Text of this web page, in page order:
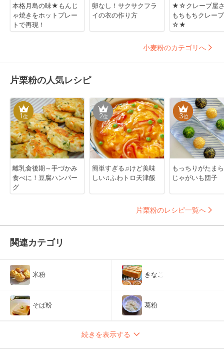
本格月島の味★もんじ
ゃ焼きをホットプレー
トで再現！
卵なし！サクサクフラ
イの衣の作り方
★☆クレープ屋
もちもちクレー
☆★
小麦粉のカテゴリへ
片栗粉の人気レシピ
1位
離乳食後期～手づかみ
食べに！豆腐ハンバー
グ
2位
簡単すぎる♫けど美味
しい♫ふわトロ天津飯
3位
もっちりがたま
じゃがいも団子
片栗粉のレシピ一覧へ
関連カテゴリ
米粉 きなこ
そば粉 葛粉
続きを表示する